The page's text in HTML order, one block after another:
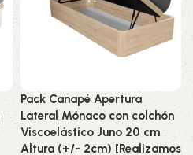
Pack Canapé Apertura
Lateral Mónaco con colchón
Viscoelástico Juno 20 cm
Altura (+/- 2cm) [Realizamos